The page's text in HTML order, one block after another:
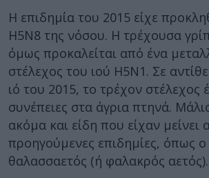
Η επιδημία του 2015 είχε
Η5Ν8 της νόσου. Η τρέχουσα
όμως προκαλείται από ένα
στέλεχος του ιού H5N1. Σε
ιό του 2015, το τρέχον στέλεχος
συνέπειες στα άγρια πτηνά.
ακόμα και είδη που είχαν μείνει
προηγούμενες επιδημίες, όπως
θαλασσαετός (ή φαλακρός αετός).